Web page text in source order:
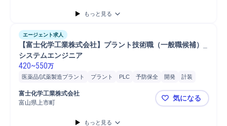
もっと見る
エージェント求人
【富士化学工業株式会社】プラント技術職（一般職候補）_
システムエンジニア
420~550万
医薬品/試薬製造プラント プラント PLC 予防保全 開発
計装
道路
消防法 化学品
労働基準法
富士化学工業株式会社
富山県上市町
【富士化学
気になる
もっと見る